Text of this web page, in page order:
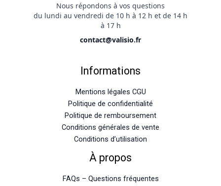
Nous répondons à vos questions
du lundi au vendredi de 10 h à 12 h et de 14 h
à 17 h
contact@valisio.fr
Informations
Mentions légales CGU
Politique de confidentialité
Politique de remboursement
Conditions générales de vente
Conditions d’utilisation
À propos
FAQs – Questions fréquentes